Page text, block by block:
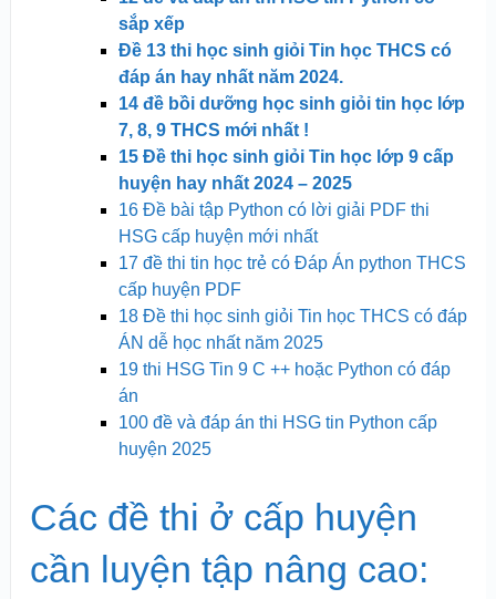
sắp xếp
Đề 13 thi học sinh giỏi Tin học THCS có
đáp án hay nhất năm 2024.
14 đề bồi dưỡng học sinh giỏi tin học lớp
7, 8, 9 THCS mới nhất !
15 Đề thi học sinh giỏi Tin học lớp 9 cấp
huyện hay nhất 2024 – 2025
16 Đề bài tập Python có lời giải PDF thi
HSG cấp huyện mới nhất
17 đề thi tin học trẻ có Đáp Án python THCS
cấp huyện PDF
18 Đề thi học sinh giỏi Tin học THCS có đáp
ÁN dễ học nhất năm 2025
19 thi HSG Tin 9 C ++ hoặc Python có đáp
án
100 đề và đáp án thi HSG tin Python cấp
huyện 2025
Các đề thi ở cấp huyện
cần luyện tập nâng cao: